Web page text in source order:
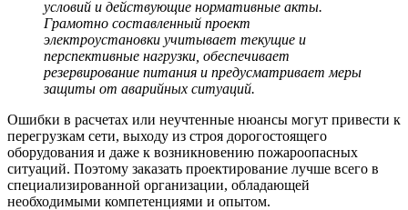
условий и действующие нормативные акты.
Грамотно составленный проект
электроустановки учитывает текущие и
перспективные нагрузки, обеспечивает
резервирование питания и предусматривает меры
защиты от аварийных ситуаций.
Ошибки в расчетах или неучтенные нюансы могут привести к
перегрузкам сети, выходу из строя дорогостоящего
оборудования и даже к возникновению пожароопасных
ситуаций. Поэтому заказать проектирование лучше всего в
специализированной организации, обладающей
необходимыми компетенциями и опытом.